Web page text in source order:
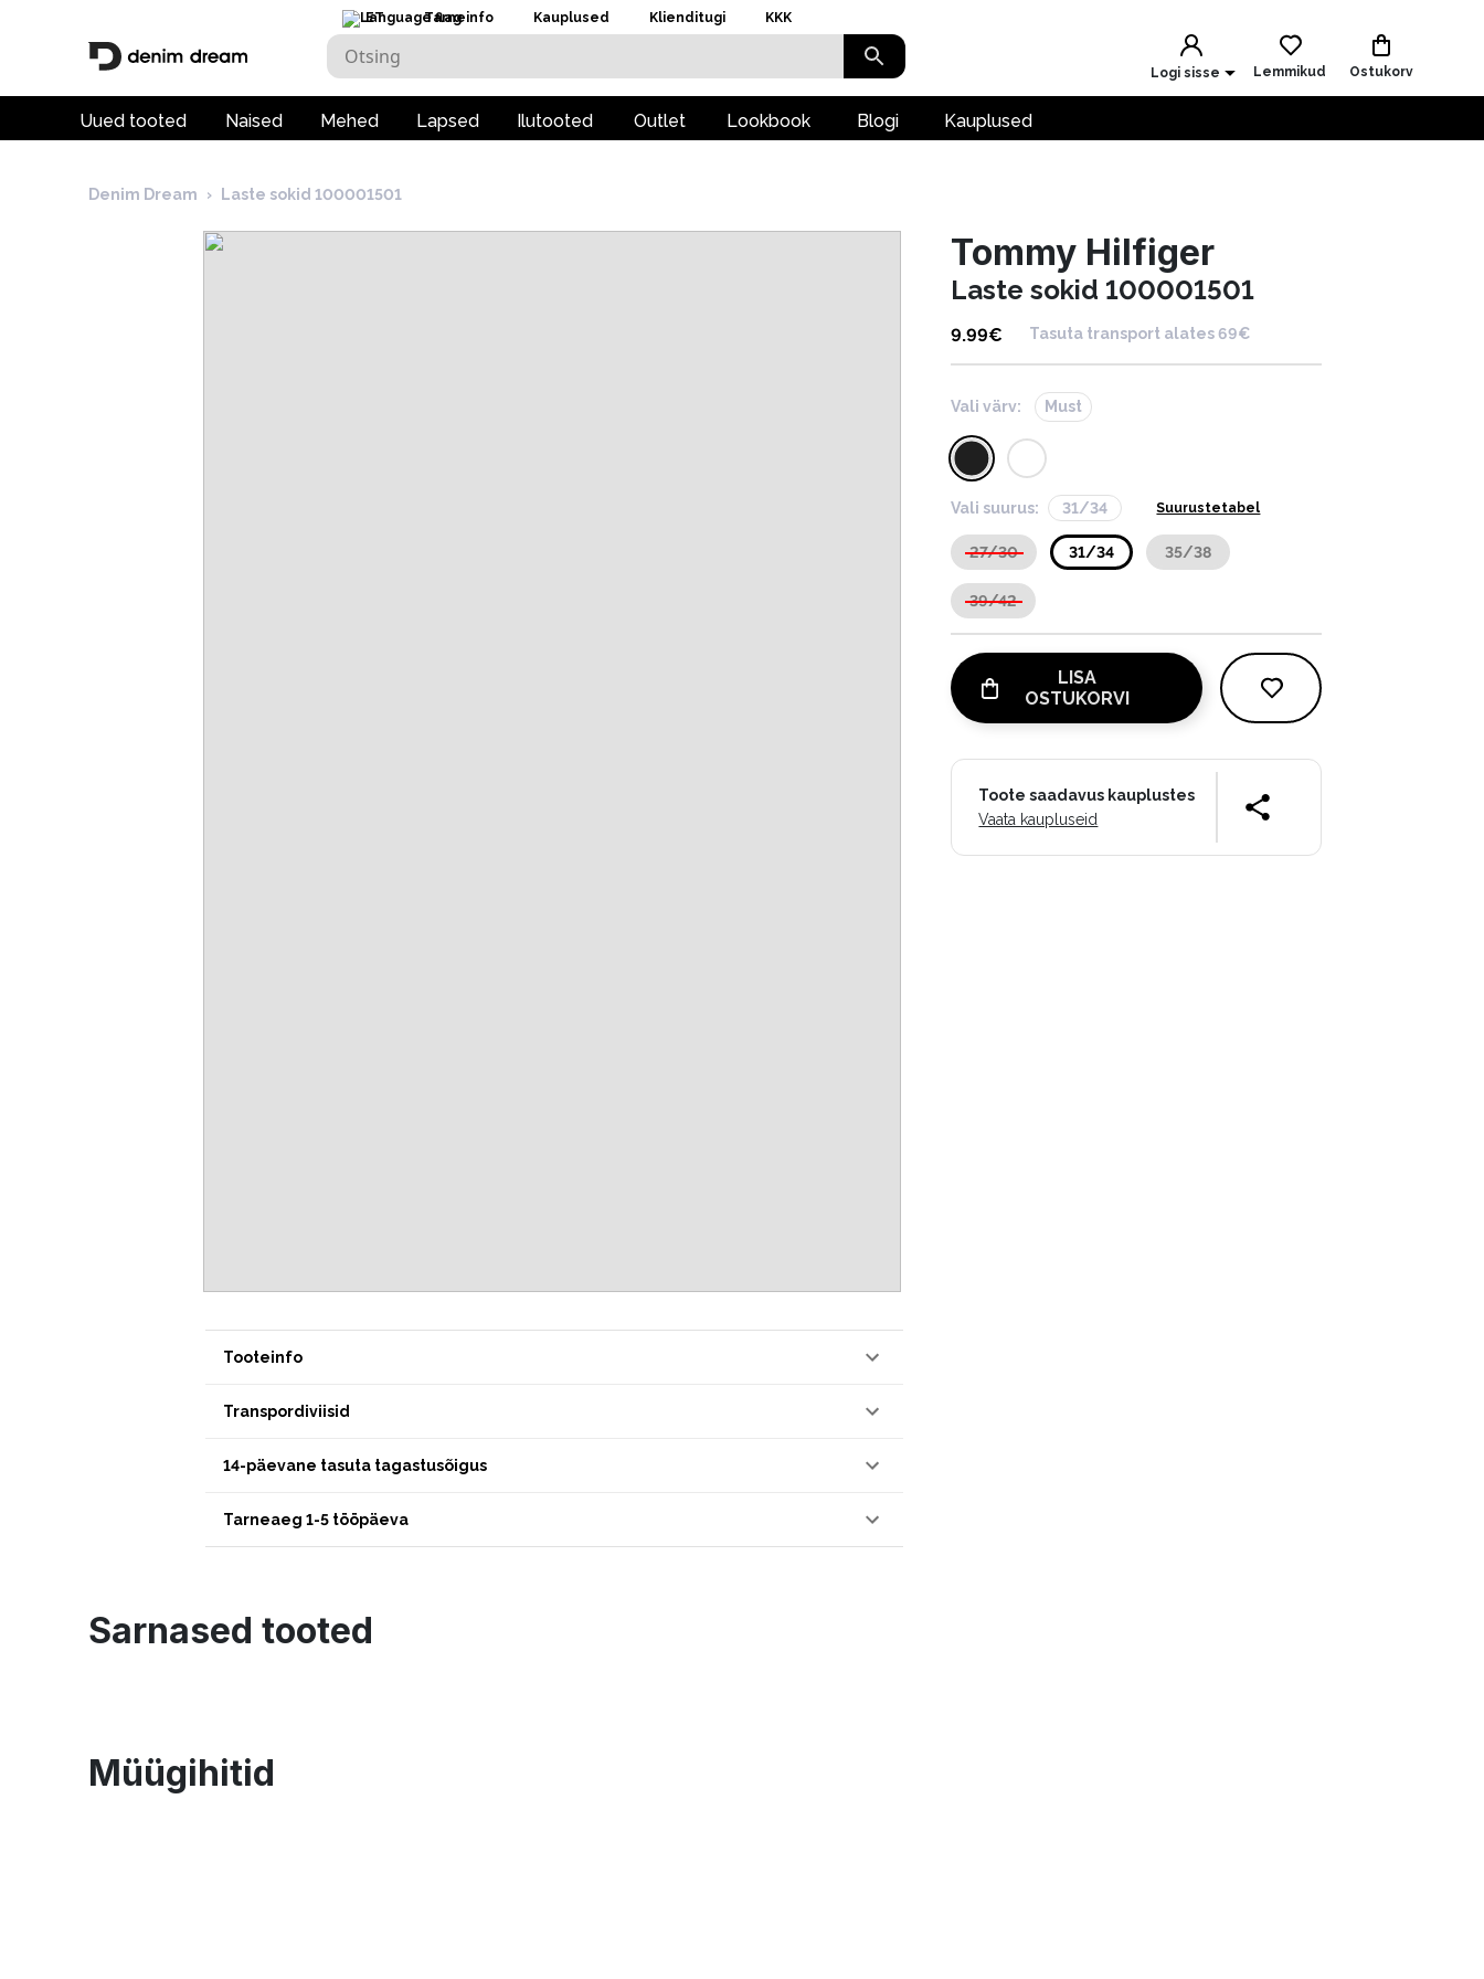
ET Tarneinfo Kauplused Klienditugi KKK
Logi sisse Lemmikud Ostukorv
Uued tooted Naised Mehed Lapsed Ilutooted Outlet Lookbook Blogi Kauplused
Denim Dream › Laste sokid 100001501
Tooteinfo
Transpordiviisid
14-päevane tasuta tagastusõigus
Tarneaeg 1-5 tööpäeva
Tommy Hilfiger
Laste sokid 100001501
9.99€ Tasuta transport alates 69€
Vali värv: Must
Vali suurus: 31/34 Suurustetabel
27/30 31/34 35/38
39/42
LISA
OSTUKORVI
Toote saadavus kauplustes
Vaata kaupluseid
Sarnased tooted
Müügihitid